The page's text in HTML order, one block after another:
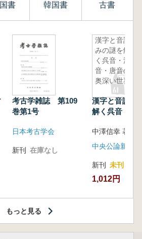
書 韓国書 古書
考古学雑誌 第109
巻第1号
日本考古学会
新刊 在庫なし
漢字と音読
みの謎を解
く呉音・漢
音・唐音の
奥深い世界
漢字と音読み
解く呉音・漢
中澤信幸 著
中央公論新社
新刊 未刊
1,012円
もっと見る